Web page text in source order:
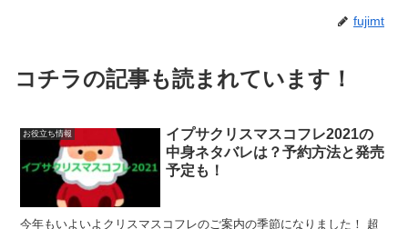
fujimt
コチラの記事も読まれています！
お役立ち情報
イプサクリスマスコフレ2021の
中身ネタバレは？予約方法と発売
予定も！
今年もいよいよクリスマスコフレのご案内の季節になりました！ 超